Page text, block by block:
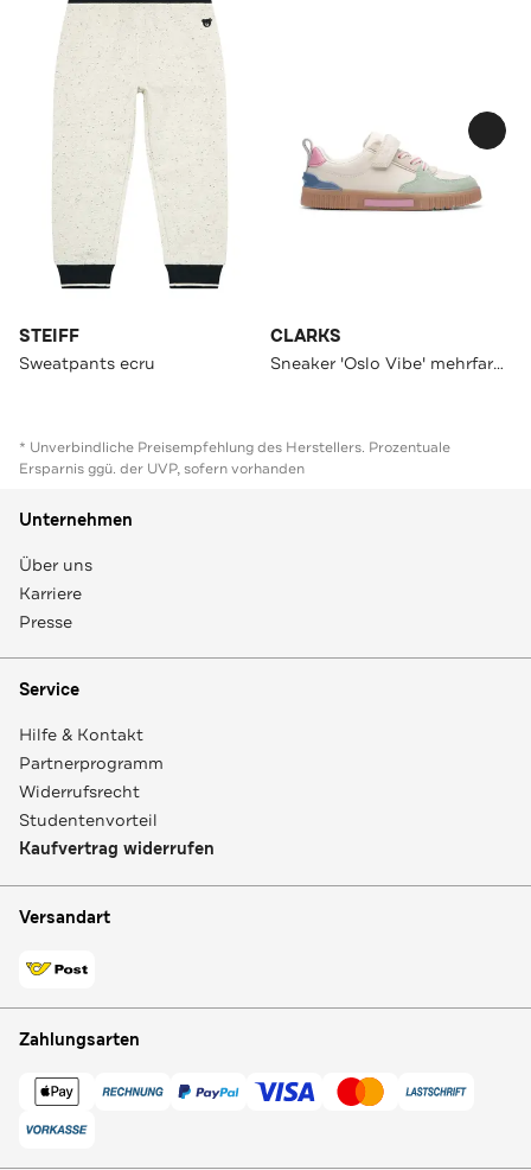
STEIFF
Sweatpants ecru
CLARKS
Sneaker 'Oslo Vibe' mehrfarbig
* Unverbindliche Preisempfehlung des Herstellers. Prozentuale
Ersparnis ggü. der UVP, sofern vorhanden
Unternehmen
Über uns
Karriere
Presse
Service
Hilfe & Kontakt
Partnerprogramm
Widerrufsrecht
Studentenvorteil
Kaufvertrag widerrufen
Versandart
Zahlungsarten